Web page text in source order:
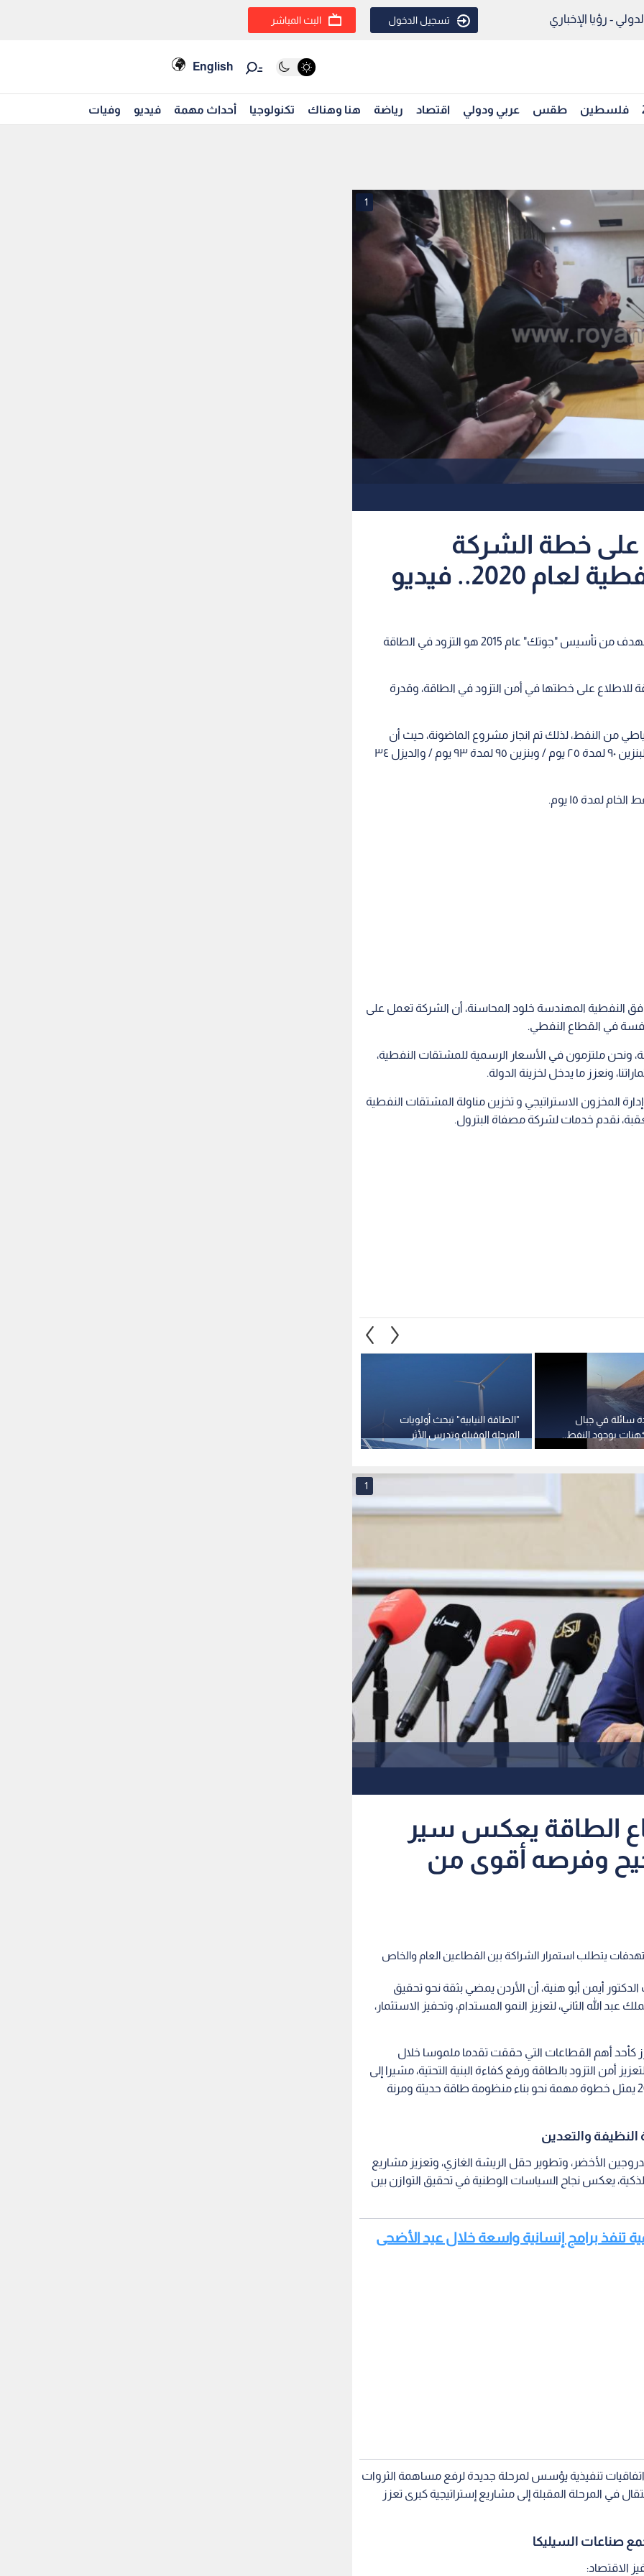
- رؤيا الإخباري تسجيل الدخول البث المباشر
English
فلسطين طقس عربي ودولي اقتصاد رياضة هنا وهناك تكنولوجيا أحداث مهمة فيديو وفيات
1
على خطة الشركة
2020.. فيديو
قالت وزيرة الطاقة والثروة المعدنية هالة زواتي، إن الهدف من تأسيس "جوتك" عام 2015 هو التزود في الطاقة
للاطلاع على خطتها في أمن التزود في الطاقة، وقدرة
من النفط، لذلك تم انجاز مشروع الماضونة، حيث أن
الوزارة قامت ببناء خزانات كبيرة قادرة على استيعاب البنزين ٩٠ لمدة ٢٥ يوم / وبنزين ٩٥ لمدة ٩٣ يوم / والديزل ٣٤
لمدة ١٥ يوم.
النفطية المهندسة خلود المحاسنة، أن الشركة تعمل على
في القطاع النفطي.
ونحن ملتزمون في الأسعار الرسمية للمشتقات النفطية،
ونعزز ما يدخل لخزينة الدولة.
المخزون الاستراتيجي و تخزين مناولة المشتقات النفطية
نقدم خدمات لشركة مصفاة البترول.
"الطاقة النيابية" تبحث أولويات
المرحلة المقبلة وتدرس الأثر
التشريعي لقانون الطاقة
سائلة في جبال
بوجود النفط..
رسمي
1
الطاقة يعكس سير
وفرصه أقوى من
يتطلب استمرار الشراكة بين القطاعين العام والخاص
الدكتور أيمن أبو هنية، أن الأردن يمضي بثقة نحو تحقيق
الله الثاني، لتعزيز النمو المستدام، وتحفيز الاستثمار،
كأحد أهم القطاعات التي حققت تقدما ملموسا خلال
أمن التزود بالطاقة ورفع كفاءة البنية التحتية، مشيرا إلى
أن اعتماد استراتيجية قطاع الطاقة للأعوام 2025-2035 يمثل خطوة مهمة نحو بناء منظومة طاقة حديثة ومرنة
والتعدين
الأخضر، وتطوير حقل الريشة الغازي، وتعزيز مشاريع
يعكس نجاح السياسات الوطنية في تحقيق التوازن بين
تنفذ برامج إنسانية واسعة خلال عيد الأضحى
تنفيذية يؤسس لمرحلة جديدة لرفع مساهمة الثروات
في المرحلة المقبلة إلى مشاريع إستراتيجية كبرى تعزز
صناعات السيليكا
الاقتصاد: